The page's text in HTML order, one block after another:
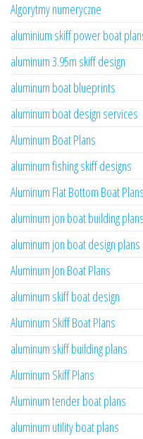
Algorytmy numeryczne
aluminium skiff power boat
aluminum 3.95m skiff design
aluminum boat blueprints
aluminum boat design services
Aluminum Boat Plans
aluminum fishing skiff designs
Aluminum Flat Bottom Boat Plans
aluminum jon boat building plans
aluminum jon boat design plans
Aluminum Jon Boat Plans
aluminum skiff boat design
Aluminum Skiff Boat Plans
aluminum skiff building plans
Aluminum Skiff Plans
Aluminum tender boat plans
aluminum utility boat plans